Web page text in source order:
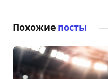
Похожие посты